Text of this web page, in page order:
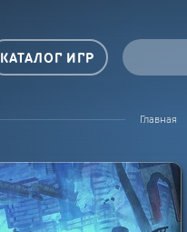
КАТАЛОГ ИГР
Главная